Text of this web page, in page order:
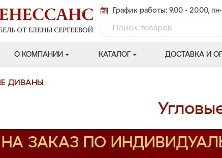
График работы: 9.00 - 20.00,
О КОМПАНИИ КАТАЛОГ ДОСТАВКА И
ДИВАНЫ
НА ЗАКАЗ ПО